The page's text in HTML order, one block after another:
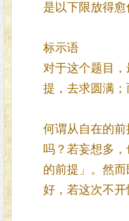
是以下限放得
标示语
对于这个题目
提，去求圆满；
何谓从自在的
吗？若妄想多
的前提」。然
好，若这次不